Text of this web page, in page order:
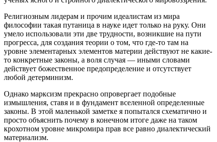
Религиозным лидерам и прочим идеалистам из мира
философии такая путаница в науке идет только на руку. Они
умело использовали эти две трудности, возникшие на пути
прогресса, для создания теории о том, что где-то там на
уровне элементарных элементов материи действуют не какие-
то конкретные законы, а воля случая — иными словами
действует божественное предопределение и отсутствует
любой детерминизм.
Однако марксизм прекрасно опровергает подобные
измышления, ставя и в фундамент вселенной определенные
законы. В этой маленькой заметке я попытался схематично и
просто объяснить почему в конечном итоге даже на таком
крохотном уровне микромира прав все равно диалектический
материализм.